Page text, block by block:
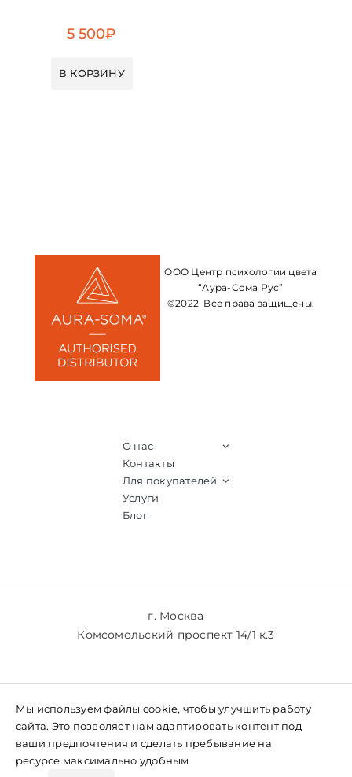
5 500₽
В КОРЗИНУ
ООО Центр психологии цвета
“Аура-Сома Рус”
©2022 Все права защищены.
О нас
Контакты
Для покупателей
Услуги
Блог
г. Москва
Комсомольский проспект 14/1 к.3
+7 (985) 769-61-77
Мы используем файлы cookie, чтобы улучшить работу
сайта. Это позволяет нам адаптировать контент под
ваши предпочтения и сделать пребывание на
ресурсе максимально удобным